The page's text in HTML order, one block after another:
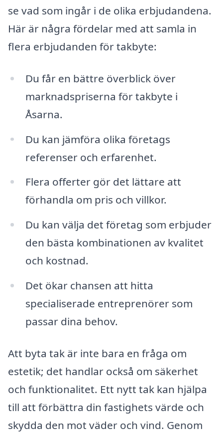
se vad som ingår i de olika erbjudandena.
Här är några fördelar med att samla in
flera erbjudanden för takbyte:
Du får en bättre överblick över
marknadspriserna för takbyte i
Åsarna.
Du kan jämföra olika företags
referenser och erfarenhet.
Flera offerter gör det lättare att
förhandla om pris och villkor.
Du kan välja det företag som erbjuder
den bästa kombinationen av kvalitet
och kostnad.
Det ökar chansen att hitta
specialiserade entreprenörer som
passar dina behov.
Att byta tak är inte bara en fråga om
estetik; det handlar också om säkerhet
och funktionalitet. Ett nytt tak kan hjälpa
till att förbättra din fastighets värde och
skydda den mot väder och vind. Genom